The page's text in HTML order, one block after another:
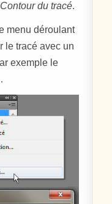
Contour du tracé.
menu déroulant
le tracé avec un
exemple le